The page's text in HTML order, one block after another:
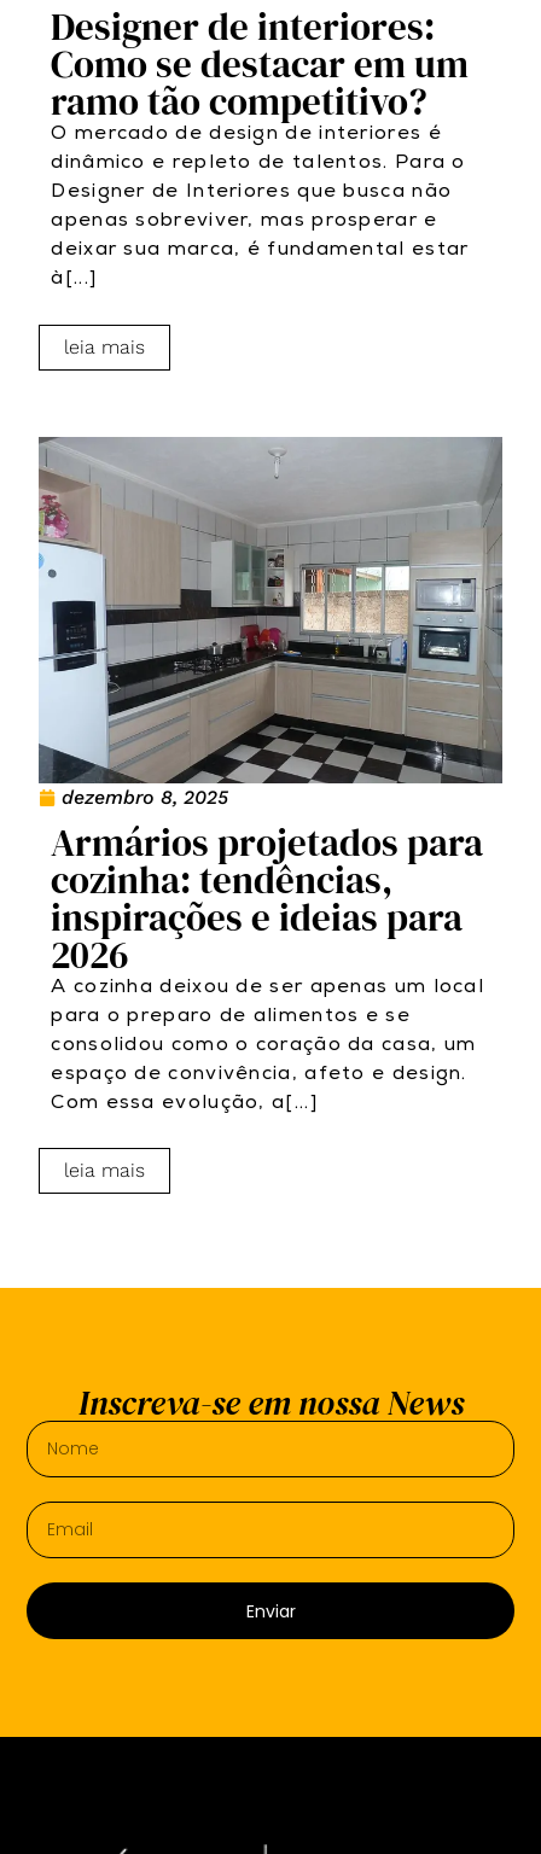
Designer de interiores:
Como se destacar em um
ramo tão competitivo?
O mercado de design de interiores é
dinâmico e repleto de talentos. Para o
Designer de Interiores que busca não
apenas sobreviver, mas prosperar e
deixar sua marca, é fundamental estar
à[...]
leia mais
dezembro 8, 2025
Armários projetados para
cozinha: tendências,
inspirações e ideias para
2026
A cozinha deixou de ser apenas um local
para o preparo de alimentos e se
consolidou como o coração da casa, um
espaço de convivência, afeto e design.
Com essa evolução, a[...]
leia mais
Inscreva-se em nossa News
Enviar